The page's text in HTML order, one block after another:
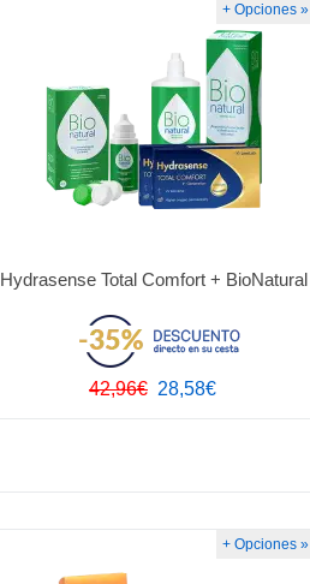
Hydrasense Total Comfort + BioNatural
28,58€
42,96€
+ Opciones »
+ Opciones »